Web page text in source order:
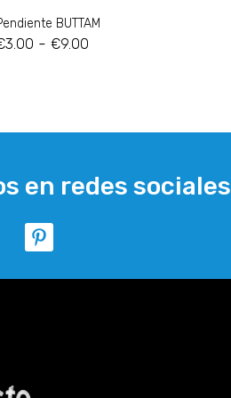
BUTTAM
3.00 - €9.00
en redes sociales